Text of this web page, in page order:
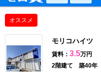
オススメ
モリコハイツ
賃料： 3.5万円
2階建て 築40年